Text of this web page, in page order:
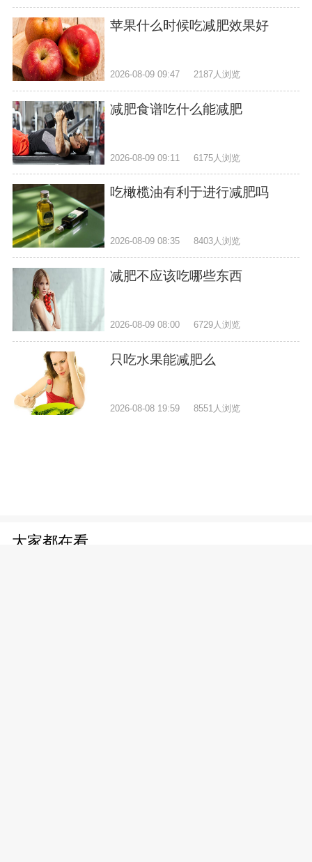
苹果什么时候吃减肥效果好
2026-08-09 09:47 2187人浏览
减肥食谱吃什么能减肥
2026-08-09 09:11 6175人浏览
吃橄榄油有利于进行减肥吗
2026-08-09 08:35 8403人浏览
减肥不应该吃哪些东西
2026-08-09 08:00 6729人浏览
只吃水果能减肥么
2026-08-08 19:59 8551人浏览
大家都在看